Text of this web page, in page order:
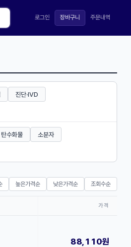
로그인 장바구니 주문내역
진단·IVD
탄수화물
소분자
높은가격순 낮은가격순 조회수순
가격
88,110원